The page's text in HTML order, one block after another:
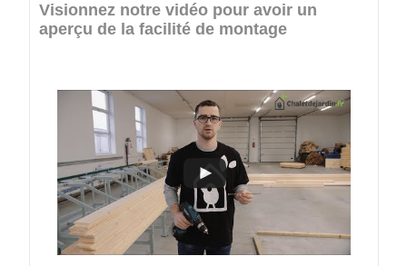
Visionnez notre vidéo pour avoir un
aperçu de la facilité de montage